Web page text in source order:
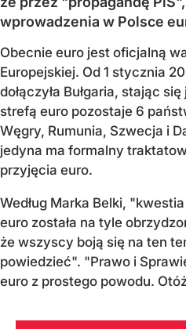
wprowadzenia w Polsce
Obecnie euro jest oficjalną
Europejskiej. Od 1 stycznia
dołączyła Bułgaria, stając się
strefą euro pozostaje 6
Węgry, Rumunia, Szwecja i
jedyna ma formalny
przyjęcia euro.
Według Marka Belki,
euro została na tyle
że wszyscy boją się na ten
powiedzieć". "Prawo i
euro z prostego powodu.